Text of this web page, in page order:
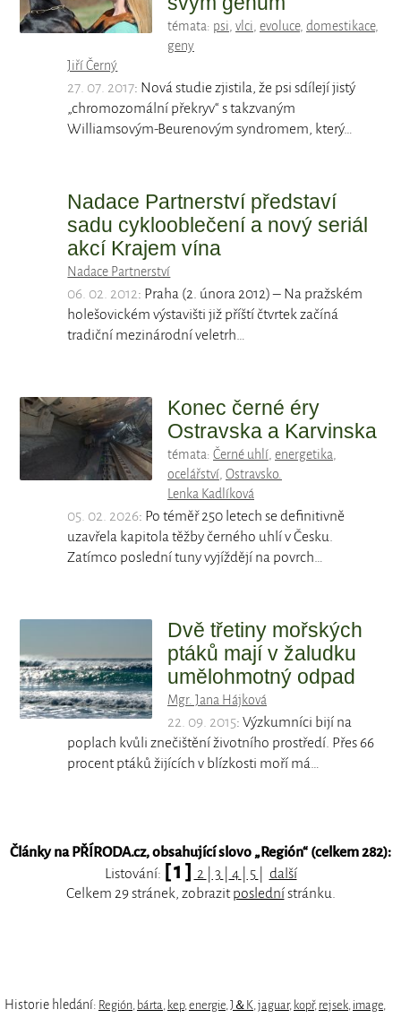
témata: psi, vlci, evoluce, domestikace,
geny
Jiří Černý
27. 07. 2017: Nová studie zjistila, že psi sdílejí jistý
„chromozomální překryv“ s takzvaným
Williamsovým-Beurenovým syndromem, který…
Nadace Partnerství představí
sadu cyklooblečení a nový seriál
akcí Krajem vína
Nadace Partnerství
06. 02. 2012: Praha (2. února 2012) – Na pražském
holešovickém výstavišti již příští čtvrtek začíná
tradiční mezinárodní veletrh…
Konec černé éry
Ostravska a Karvinska
témata: Černé uhlí, energetika,
ocelářství, Ostravsko.
Lenka Kadlíková
05. 02. 2026: Po téměř 250 letech se definitivně
uzavřela kapitola těžby černého uhlí v Česku.
Zatímco poslední tuny vyjíždějí na povrch…
Dvě třetiny mořských
ptáků mají v žaludku
umělohmotný odpad
Mgr. Jana Hájková
22. 09. 2015: Výzkumníci bijí na
poplach kvůli znečištění životního prostředí. Přes 66
procent ptáků žijících v blízkosti moří má…
Články na PŘÍRODA.cz, obsahující slovo „Región“ (celkem 282):
Listování: [ 1 ] 2 3 4 5
další
Celkem 29 stránek, zobrazitposlednístránku.
Historie hledání: Región, bárta, kep,energie,J＆K,jaguar, kopř, rejsek, image,